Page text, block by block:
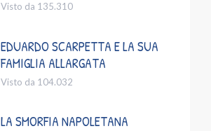
Visto da 135.310
EDUARDO SCARPETTA E LA SUA
FAMIGLIA ALLARGATA
Visto da 104.032
LA SMORFIA NAPOLETANA